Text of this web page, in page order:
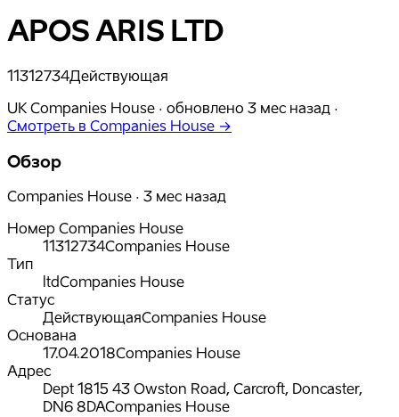
APOS ARIS LTD
11312734Действующая
UK Companies House · обновлено 3 мес назад ·
Смотреть в Companies House →
Обзор
Companies House · 3 мес назад
Номер Companies House
11312734Companies House
Тип
ltdCompanies House
Статус
ДействующаяCompanies House
Основана
17.04.2018Companies House
Адрес
Dept 1815 43 Owston Road, Carcroft, Doncaster,
DN6 8DACompanies House